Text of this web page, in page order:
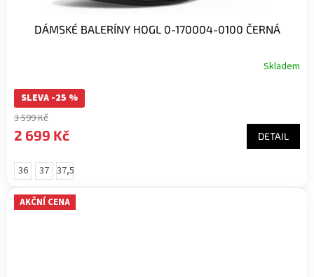
DÁMSKÉ BALERÍNY HOGL 0-170004-0100 ČERNÁ
Skladem
SLEVA -25 %
3 599 Kč
2 699 Kč DETAIL
36 37 37,5
AKČNÍ CENA